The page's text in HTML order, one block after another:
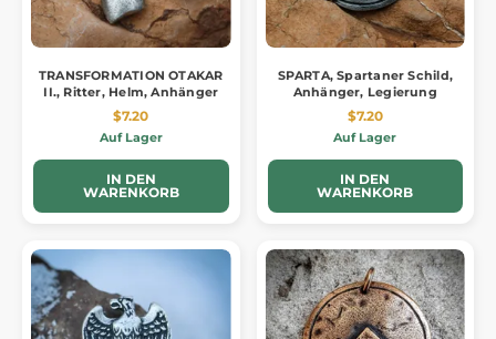
TRANSFORMATION OTAKAR
II., Ritter, Helm, Anhänger
$7.20
Auf Lager
IN DEN
WARENKORB
SPARTA, Spartaner Schild,
Anhänger, Legierung
$7.20
Auf Lager
IN DEN
WARENKORB